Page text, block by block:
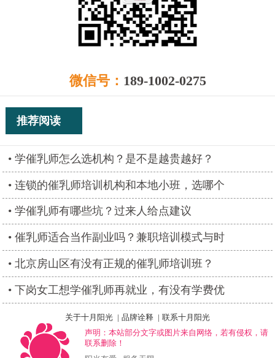
微信号： 189-1002-0275
推荐阅读
学催乳师怎么选机构？是不是越贵越好？
连锁的催乳师培训机构和本地小班，选哪个
学催乳师有哪些坑？过来人给点建议
催乳师适合当作副业吗？兼职培训模式与时
北京房山区有没有正规的催乳师培训班？
下岗女工想学催乳师再就业，有没有学费优
关于十月阳光 | 品牌诠释 | 联系十月阳光
声明：本站部分文字或图片来自网络，若有侵权，请
联系删除！